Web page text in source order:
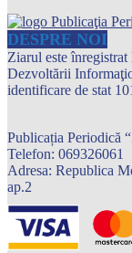
DESPRE NOI
Ziarul este
Dezvoltării
identificare de stat
Publicația
Telefon: 069326061
Adresa: Republica
ap.2